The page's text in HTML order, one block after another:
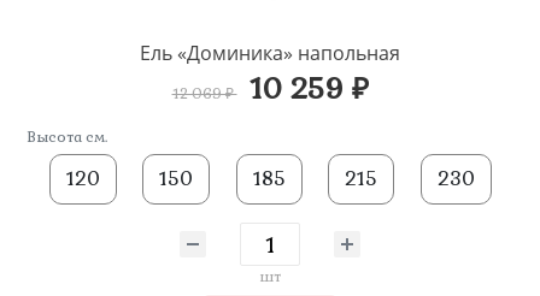
Ель «Доминика» напольная
12 069 ₽ 10 259 ₽
Высота см.
120 150 185 215 230
шт